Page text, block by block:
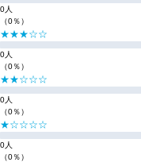
0人
（0％）
★★★☆☆
0人
（0％）
★★☆☆☆
0人
（0％）
★☆☆☆☆
0人
（0％）